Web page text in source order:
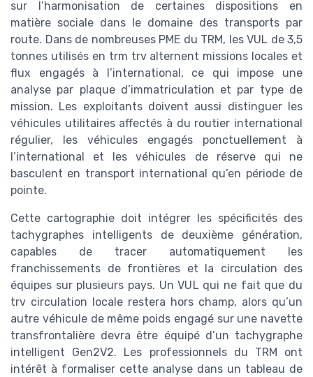
sur l’harmonisation de certaines dispositions en
matière sociale dans le domaine des transports par
route. Dans de nombreuses PME du TRM, les VUL de 3,5
tonnes utilisés en trm trv alternent missions locales et
flux engagés à l’international, ce qui impose une
analyse par plaque d’immatriculation et par type de
mission. Les exploitants doivent aussi distinguer les
véhicules utilitaires affectés à du routier international
régulier, les véhicules engagés ponctuellement à
l’international et les véhicules de réserve qui ne
basculent en transport international qu’en période de
pointe.
Cette cartographie doit intégrer les spécificités des
tachygraphes intelligents de deuxième génération,
capables de tracer automatiquement les
franchissements de frontières et la circulation des
équipes sur plusieurs pays. Un VUL qui ne fait que du
trv circulation locale restera hors champ, alors qu’un
autre véhicule de même poids engagé sur une navette
transfrontalière devra être équipé d’un tachygraphe
intelligent Gen2V2. Les professionnels du TRM ont
intérêt à formaliser cette analyse dans un tableau de